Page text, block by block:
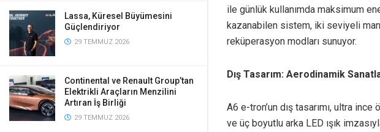
Lassa, Küresel Büyümesini
Güçlendiriyor
29 TEMMUZ 2026
Continental ve Renault Group’tan
Elektrikli Araçların Menzilini
Artıran İş Birliği
29 TEMMUZ 2026
ile günlük kullanımda maksimum
kazanabilen sistem, iki seviyeli
reküperasyon modları sunuyor.
Dış Tasarım: Aerodinamik
A6 e-tron’un dış tasarımı, ultra
ve üç boyutlu arka LED ışık